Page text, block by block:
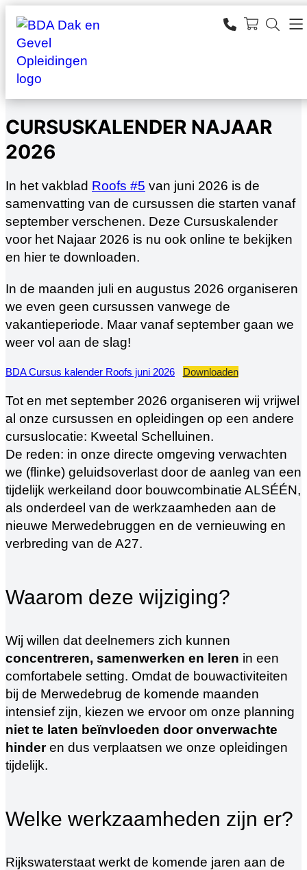
Ga
naar
de
inhoud
SEARCH
CURSUSKALENDER NAJAAR
2026
In het vakblad Roofs #5 van juni 2026 is de
samenvatting van de cursussen die starten vanaf
september verschenen. Deze Cursuskalender
voor het Najaar 2026 is nu ook online te bekijken
en hier te downloaden.
In de maanden juli en augustus 2026 organiseren
we even geen cursussen vanwege de
vakantieperiode. Maar vanaf september gaan we
weer vol aan de slag!
BDA Cursus kalender Roofs juni 2026 Downloaden
Tot en met september 2026 organiseren wij vrijwel
al onze cursussen en opleidingen op een andere
cursuslocatie: Kweetal Schelluinen.
De reden: in onze directe omgeving verwachten
we (flinke) geluidsoverlast door de aanleg van een
tijdelijk werkeiland door bouwcombinatie ALSÉÉN,
als onderdeel van de werkzaamheden aan de
nieuwe Merwedebruggen en de vernieuwing en
verbreding van de A27.
Waarom deze wijziging?
Wij willen dat deelnemers zich kunnen
concentreren, samenwerken en leren in een
comfortabele setting. Omdat de bouwactiviteiten
bij de Merwedebrug de komende maanden
intensief zijn, kiezen we ervoor om onze planning
niet te laten beïnvloeden door onverwachte
hinderen dus verplaatsen we onze opleidingen
tijdelijk.
Welke werkzaamheden zijn er?
Rijkswaterstaat werkt de komende jaren aan de